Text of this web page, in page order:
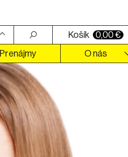
Košík 0,00 €
Prenájmy O nás